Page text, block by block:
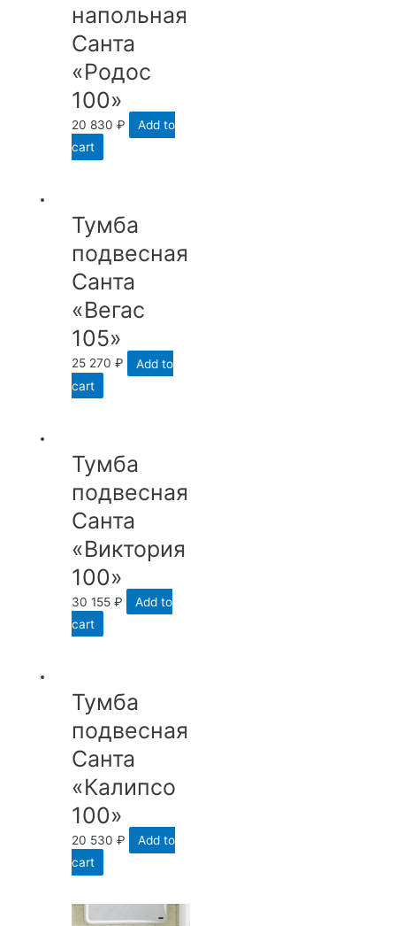
напольная
Санта
«Родос
100»
20 830₽
Add to
cart
Тумба
подвесная
Санта
«Вегас
105»
25 270₽
Add to
cart
Тумба
подвесная
Санта
«Виктория
100»
30 155₽
Add to
cart
Тумба
подвесная
Санта
«Калипсо
100»
20 530₽
Add to
cart